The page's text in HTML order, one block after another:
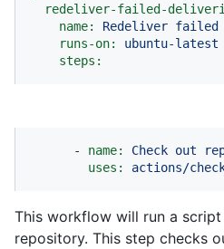
redeliver-failed-
name:
Redeliver failed
runs-on:
ubuntu-latest
steps:
- name: Check out
uses:
actions/
This workflow will run a
repository. This step checks